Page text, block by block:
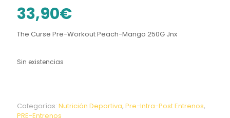
33,90€
The Curse Pre-Workout Peach-Mango 250G Jnx
Sin existencias
Categorías: Nutrición Deportiva, Pre-Intra-Post Entrenos,
PRE-Entrenos